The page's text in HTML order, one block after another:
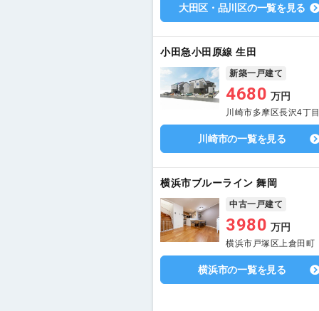
大田区・品川区の一覧を見る
小田急小田原線 生田
新築一戸建て
4680 万円
川崎市多摩区長沢4丁
川崎市の一覧を見る
横浜市ブルーライン 舞岡
中古一戸建て
3980 万円
横浜市戸塚区上倉田町
横浜市の一覧を見る